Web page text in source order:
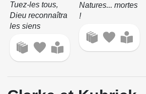
Tuez-les tous,
Dieu reconnaîtra
les siens
Natures... mortes
!